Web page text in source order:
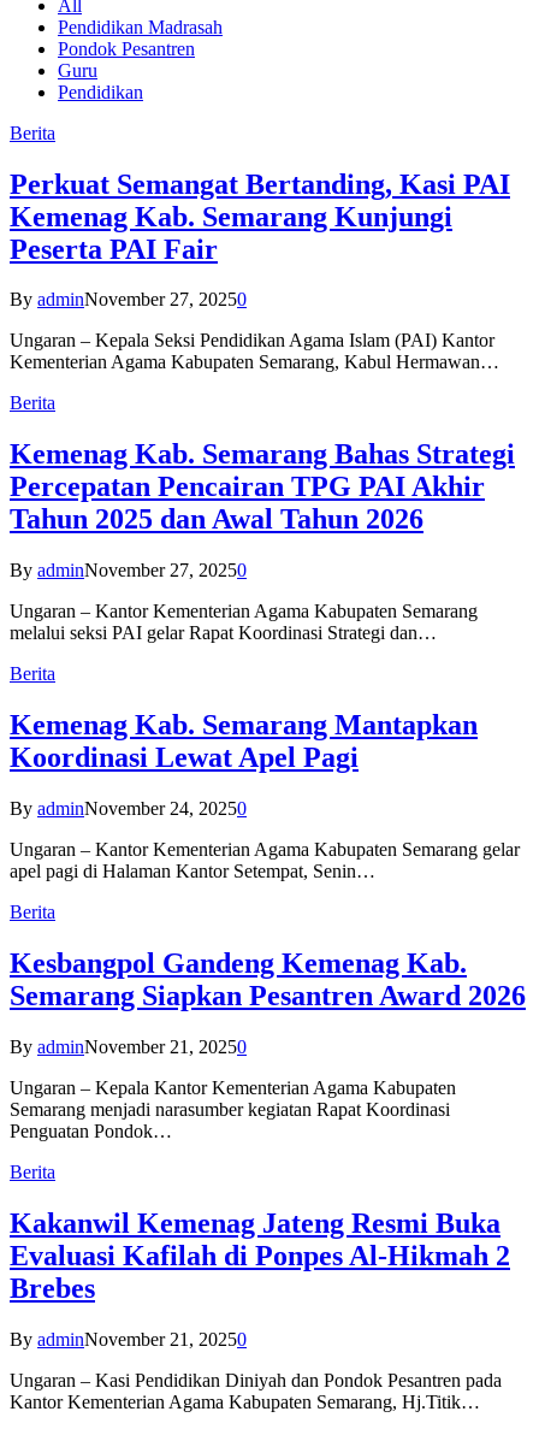
All
Pendidikan Madrasah
Pondok Pesantren
Guru
Pendidikan
Berita
Perkuat Semangat Bertanding, Kasi PAI
Kemenag Kab. Semarang Kunjungi
Peserta PAI Fair
By adminNovember 27, 20250
Ungaran – Kepala Seksi Pendidikan Agama Islam (PAI) Kantor
Kementerian Agama Kabupaten Semarang, Kabul Hermawan…
Berita
Kemenag Kab. Semarang Bahas Strategi
Percepatan Pencairan TPG PAI Akhir
Tahun 2025 dan Awal Tahun 2026
By adminNovember 27, 20250
Ungaran – Kantor Kementerian Agama Kabupaten Semarang
melalui seksi PAI gelar Rapat Koordinasi Strategi dan…
Berita
Kemenag Kab. Semarang Mantapkan
Koordinasi Lewat Apel Pagi
By adminNovember 24, 20250
Ungaran – Kantor Kementerian Agama Kabupaten Semarang gelar
apel pagi di Halaman Kantor Setempat, Senin…
Berita
Kesbangpol Gandeng Kemenag Kab.
Semarang Siapkan Pesantren Award 2026
By adminNovember 21, 20250
Ungaran – Kepala Kantor Kementerian Agama Kabupaten
Semarang menjadi narasumber kegiatan Rapat Koordinasi
Penguatan Pondok…
Berita
Kakanwil Kemenag Jateng Resmi Buka
Evaluasi Kafilah di Ponpes Al-Hikmah 2
Brebes
By adminNovember 21, 20250
Ungaran – Kasi Pendidikan Diniyah dan Pondok Pesantren pada
Kantor Kementerian Agama Kabupaten Semarang, Hj.Titik…